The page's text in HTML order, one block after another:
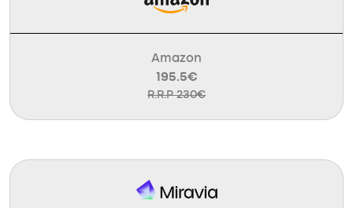
Amazon
195.5€
R.R.P 230€